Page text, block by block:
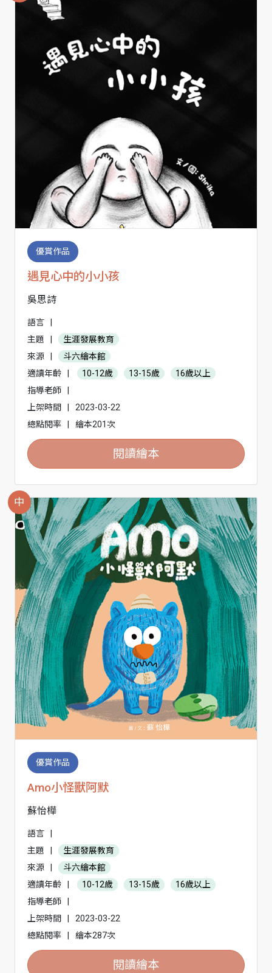
優賞作品
遇見心中的小小孩
吳思詩
語言
主題
生涯發展教育
來源
斗六繪本館
適讀年齡
10-12歲 13-15歲
16歲以上
指導老師
上架時間
2023-03-22
總點閱率
繪本201次
閱讀繪本
中
優賞作品
Amo小怪獸阿默
蘇怡樺
語言
主題
生涯發展教育
來源
斗六繪本館
適讀年齡
10-12歲 13-15歲
16歲以上
指導老師
上架時間
2023-03-22
總點閱率
繪本287次
閱讀繪本